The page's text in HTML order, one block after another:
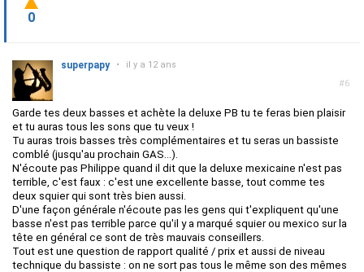
0
#6
superpapy • il y a 12 ans
Garde tes deux basses et achète la deluxe PB tu te feras bien plaisir
et tu auras tous les sons que tu veux !
Tu auras trois basses très complémentaires et tu seras un bassiste
comblé (jusqu'au prochain GAS...).
N'écoute pas Philippe quand il dit que la deluxe mexicaine n'est pas
terrible, c'est faux : c'est une excellente basse, tout comme tes
deux squier qui sont très bien aussi.
D'une façon générale n'écoute pas les gens qui t'expliquent qu'une
basse n'est pas terrible parce qu'il y a marqué squier ou mexico sur la
tête en général ce sont de très mauvais conseillers.
Tout est une question de rapport qualité / prix et aussi de niveau
technique du bassiste : on ne sort pas tous le même son des mêmes